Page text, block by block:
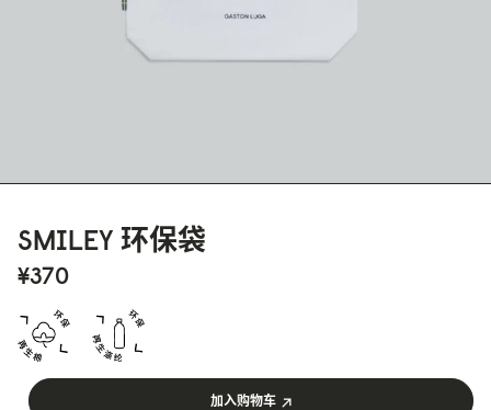
SMILEY 环保袋
¥370
加入购物车